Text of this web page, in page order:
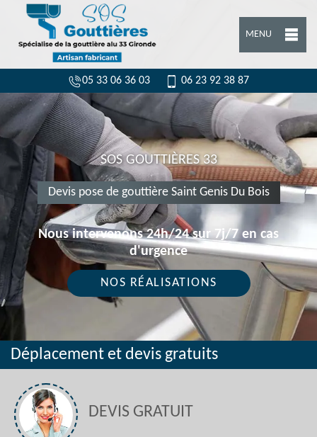
MENU
05 33 06 36 03 06 23 92 38 87
SOS GOUTTIÈRES 33
Devis pose de gouttière Saint Genis Du Bois
Nous intervenons 24h/24 sur 7j/7 en cas
d'urgence
NOS RÉALISATIONS
Déplacement et devis gratuits
DEVIS GRATUIT